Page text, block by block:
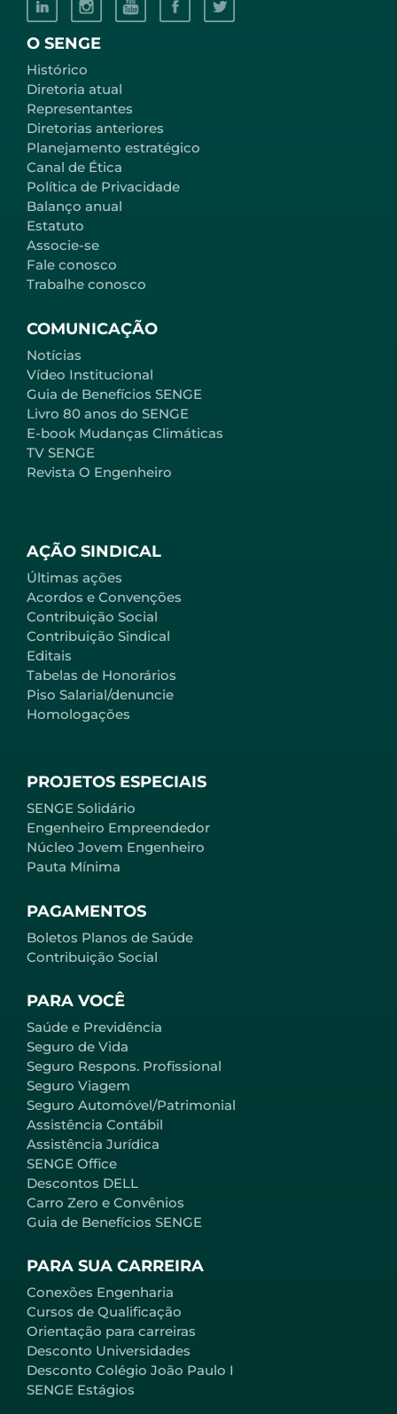
PARA VOCÊ
Saúde e Previdência
Seguro de Vida
Seguro Respons. Profissional
Seguro Viagem
Seguro Automóvel/Patrimonial
Assistência Contábil
Assistência Jurídica
SENGE Office
Descontos DELL
Carro Zero e Convênios
Guia de Benefícios SENGE
PARA SUA CARREIRA
Conexões Engenharia
Cursos de Qualificação
Orientação para carreiras
Desconto Universidades
Desconto Colégio João Paulo I
SENGE Estágios
AÇÃO SINDICAL
Últimas ações
Acordos e Convenções
Contribuição Social
Contribuição Sindical
Editais
Tabelas de Honorários
Piso Salarial/denuncie
Homologações
PROJETOS ESPECIAIS
SENGE Solidário
Engenheiro Empreendedor
Núcleo Jovem Engenheiro
Pauta Mínima
PAGAMENTOS
Boletos Planos de Saúde
Contribuição Social
O SENGE
Histórico
Diretoria atual
Representantes
Diretorias anteriores
Planejamento estratégico
Canal de Ética
Política de Privacidade
Balanço anual
Estatuto
Associe-se
Fale conosco
Trabalhe conosco
COMUNICAÇÃO
Notícias
Vídeo Institucional
Guia de Benefícios SENGE
Livro 80 anos do SENGE
E-book Mudanças Climáticas
TV SENGE
Revista O Engenheiro